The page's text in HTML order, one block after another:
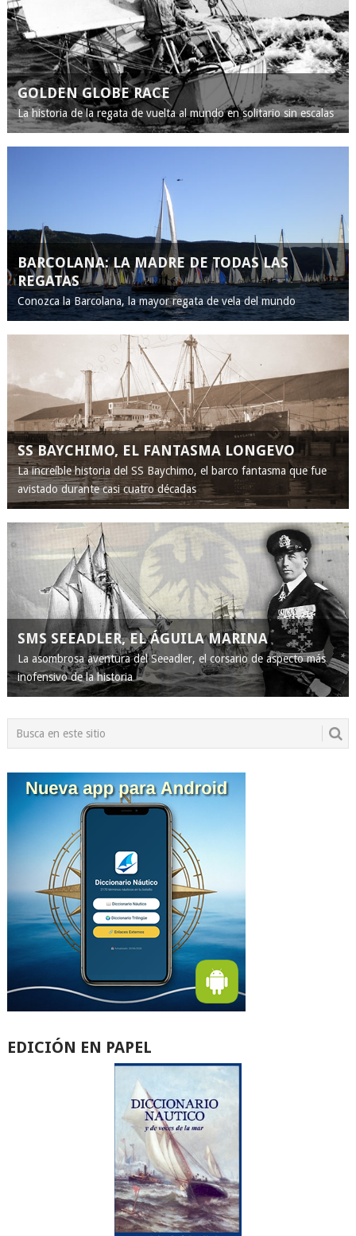
GOLDEN GLOBE RACE
La historia de la regata de vuelta al mundo en solitario sin escalas
BARCOLANA: LA MADRE DE TODAS LAS
REGATAS
Conozca la Barcolana, la mayor regata de vela del mundo
SS BAYCHIMO, EL FANTASMA LONGEVO
La increíble historia del SS Baychimo, el barco fantasma que fue
avistado durante casi cuatro décadas
SMS SEEADLER, EL ÁGUILA MARINA
La asombrosa aventura del Seeadler, el corsario de aspecto más
inofensivo de la historia
EDICIÓN EN PAPEL